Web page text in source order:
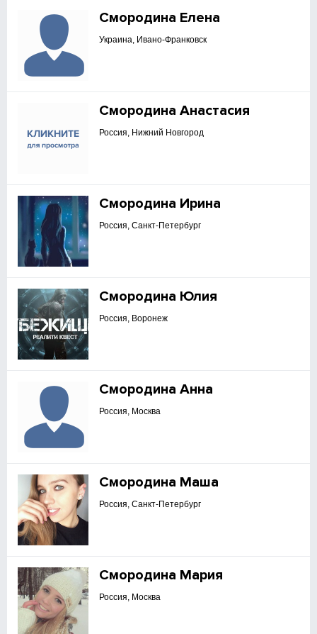
Смородина Елена
Украина, Ивано-Франковск
Смородина Анастасия
Россия, Нижний Новгород
Смородина Ирина
Россия, Санкт-Петербург
Смородина Юлия
Россия, Воронеж
Смородина Анна
Россия, Москва
Смородина Маша
Россия, Санкт-Петербург
Смородина Мария
Россия, Москва